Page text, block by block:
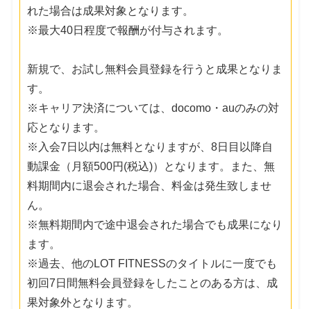
れた場合は成果対象となります。
※最大40日程度で報酬が付与されます。
新規で、お試し無料会員登録を行うと成果となりま
す。
※キャリア決済については、docomo・auのみの対
応となります。
※入会7日以内は無料となりますが、8日目以降自
動課金（月額500円(税込)）となります。また、無
料期間内に退会された場合、料金は発生致しませ
ん。
※無料期間内で途中退会された場合でも成果になり
ます。
※過去、他のLOT FITNESSのタイトルに一度でも
初回7日間無料会員登録をしたことのある方は、成
果対象外となります。